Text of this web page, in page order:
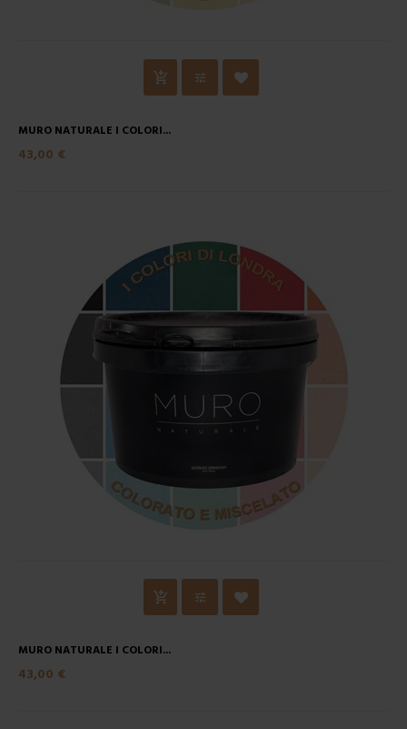
MURO NATURALE I COLORI...
43,00 €
MURO NATURALE I COLORI...
43,00 €